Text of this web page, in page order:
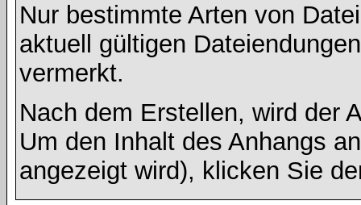
Nur bestimmte Arten von
aktuell gültigen
vermerkt.
Nach dem Erstellen, wird der
Um den Inhalt des Anhangs
angezeigt wird), klicken Sie